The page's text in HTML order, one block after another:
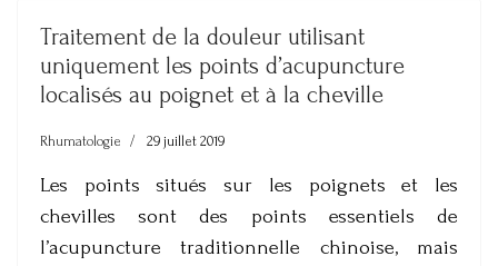
Traitement de la douleur utilisant
uniquement les points d’acupuncture
localisés au poignet et à la cheville
Rhumatologie 29 juillet 2019
Les points situés sur les poignets et les
chevilles sont des points essentiels de
l’acupuncture traditionnelle chinoise, mais